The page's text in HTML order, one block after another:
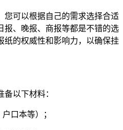
您可以根据自己的需求选择合适
报、晚报、商报等都是不错的选
纸的权威性和影响力，以确保挂
以下材料：
口本等）；